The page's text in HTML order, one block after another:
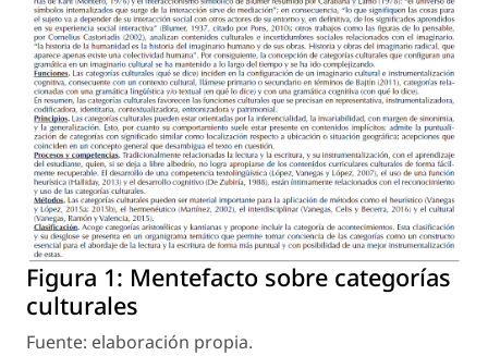
Figura 1: Mentefacto sobre categorías
culturales
Fuente: elaboración propia.